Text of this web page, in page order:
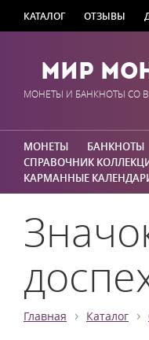
КАТАЛОГ ОТЗЫВЫ
Мир
МОНЕТЫ И БАНКНОТЫ СО
МОНЕТЫ БАНКНОТЫ
СПРАВОЧНИК
КАРМАННЫЕ
Главная › Каталог ›